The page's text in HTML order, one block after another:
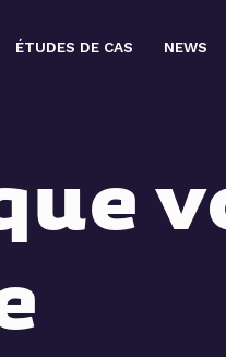
ÉTUDES DE CAS NEWS